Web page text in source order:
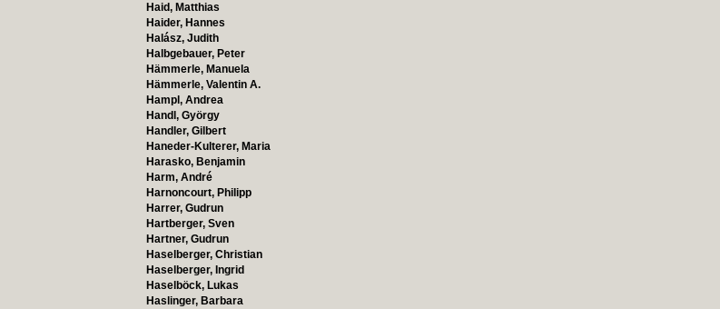
Haid, Matthias
Haider, Hannes
Halász, Judith
Halbgebauer, Peter
Hämmerle, Manuela
Hämmerle, Valentin A.
Hampl, Andrea
Handl, György
Handler, Gilbert
Haneder-Kulterer, Maria
Harasko, Benjamin
Harm, André
Harnoncourt, Philipp
Harrer, Gudrun
Hartberger, Sven
Hartner, Gudrun
Haselberger, Christian
Haselberger, Ingrid
Haselböck, Lukas
Haslinger, Barbara